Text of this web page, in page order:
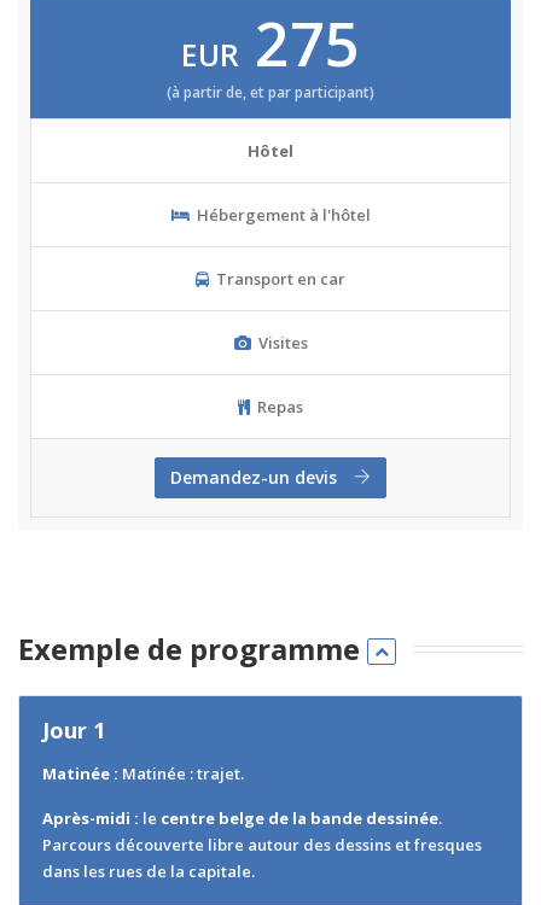
EUR 275
(à partir de, et par participant)
Hôtel
Hébergement à l'hôtel
Transport en car
Visites
Repas
Demandez-un devis
Exemple de programme
Jour 1
Matinée : Matinée : trajet.
Après-midi : le centre belge de la bande dessinée.
Parcours découverte libre autour des dessins et fresques
dans les rues de la capitale.